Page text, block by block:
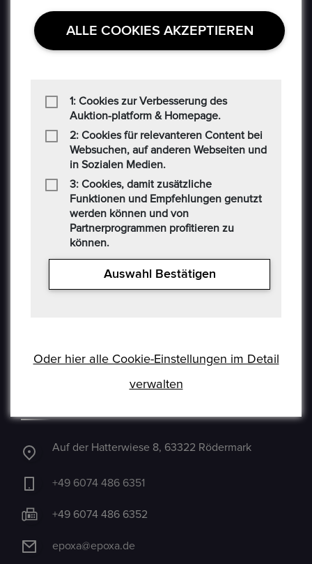
USEFUL LINKS
Datenschutzerklaerung
Häufig Gestellte Fragen
Verkäufer Richtlinien
Impressum
Kommissionsgebühren
Allgemeine Bestimmungen
Auf der Hatterwiese 8, 63322 Rödermark
+49 6074 486 6351
+49 6074 486 6352
epoxa@epoxa.de
ALLE COOKIES AKZEPTIEREN
1: Cookies zur Verbesserung des
Auktion-platform & Homepage.
2: Cookies für relevanteren Content bei
Websuchen, auf anderen Webseiten und
in Sozialen Medien.
3: Cookies, damit zusätzliche
Funktionen und Empfehlungen genutzt
werden können und von
Partnerprogrammen profitieren zu
können.
Auswahl Bestätigen
Oder hier alle Cookie-Einstellungen im Detail
verwalten